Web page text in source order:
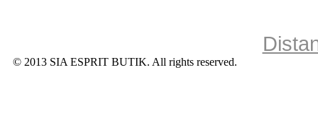
© 2013 SIA ESPRIT BUTIK. All rights reserved.